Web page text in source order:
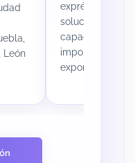
León
exprés
soluciones
capacidades
importaciones y
exportaciones.